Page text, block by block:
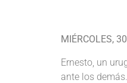
MIÉRCOLES,
Ernesto, un
ante los